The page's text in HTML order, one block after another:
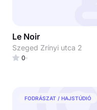
Le Noir
Szeged Zrínyi utca 2
0
FODRÁSZAT / HAJSTÚDIÓ